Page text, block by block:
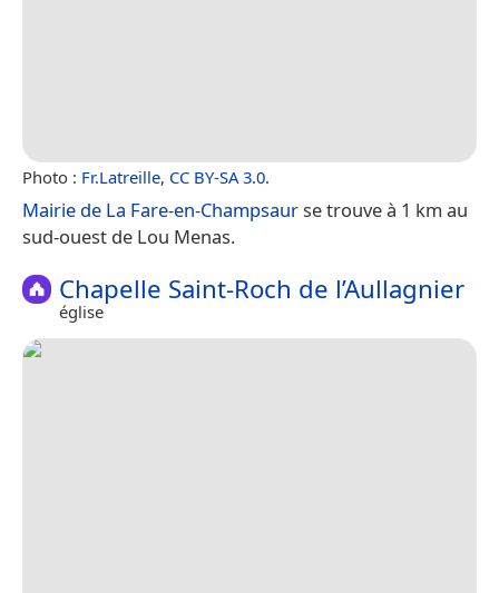
Photo : Fr.Latreille, CC BY-SA 3.0.
Mairie de La Fare-en-Champsaurse trouve à 1 km au
sud-ouest de Lou Menas.
Chapelle Saint-Roch de l’Aullagnier
église